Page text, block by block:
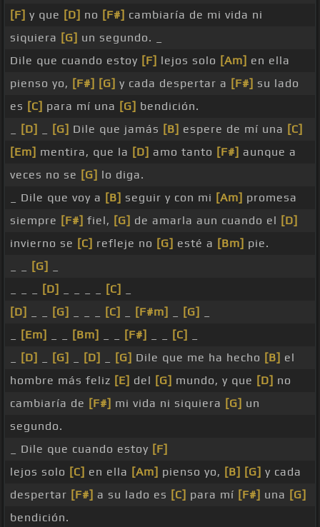
[F] y que [D] no [F#] cambiaría de mi vida ni
siquiera [G] un segundo. _
Dile que cuando estoy [F] lejos solo [Am] en ella
pienso yo, [F#] [G] y cada despertar a [F#] su lado
es [C] para mí una [G] bendición.
[D] [G] Dile que jamás [B] espere de mí una [C]
[Em] mentira, que la [D] amo tanto [F#] aunque a
veces no se [G] lo diga.
_ Dile que voy a [B] seguir y con mi [Am] promesa
siempre [F#] fiel, [G] de amarla aun cuando el [D]
invierno se [C] refleje no [G] esté a [Bm] pie.
[G]
[D] [C]
[D]
[G] [C] [F#m] [G]
[Em] [Bm] [F#] [C]
[D] [G] [D] [G] Dile que me ha hecho [B] el
hombre más feliz [E] del [G] mundo, y que [D] no
cambiaría de [F#] mi vida ni siquiera [G] un
segundo.
_ Dile que cuando estoy [F]
lejos solo [C] en ella [Am] pienso yo, [B] [G] y cada
despertar [F#] a su lado es [C] para mí [F#] una [G]
bendición.